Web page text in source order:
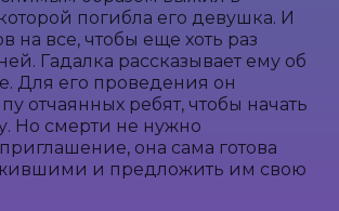
погибла его девушка. И
на все, чтобы еще хоть раз
Гадалка рассказывает ему об
Для его проведения он
отчаянных ребят, чтобы начать
Но смерти не нужно
она сама готова
и предложить им свою